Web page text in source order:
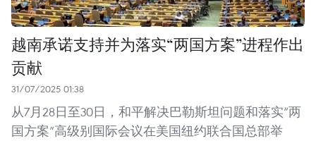
越南承诺支持并为落实“两国方案”进程作出
贡献
31/07/2025 01:38
从7月28日至30日，和平解决巴勒斯坦问题和落实“两
国方案”高级别国际会议在美国纽约联合国总部举